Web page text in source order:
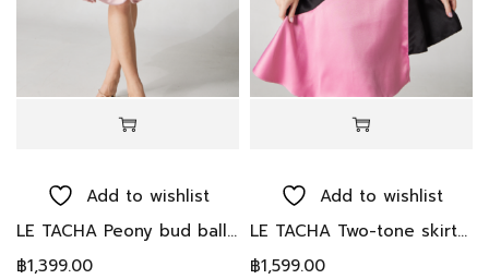
Add to wishlist
LE TACHA Peony bud balloon skirts กระโปรง ทรงบอลลูน
฿1,399.00
Add to wishlist
LE TACHA Two-tone skirt กระโปรงสั้น ตัดต่อทูโทน 2สี
฿1,599.00